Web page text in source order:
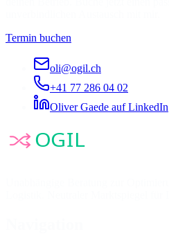
Termin buchen
oli@ogil.ch
+41 77 286 04 02
Oliver Gaede auf LinkedIn